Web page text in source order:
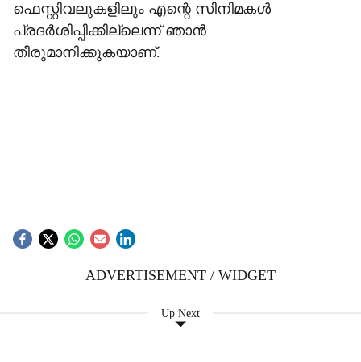
ഫെസ്റ്റിവലുകളിലും എന്റെ സിനിമകള്‍
പ്രദര്‍ശിപ്പിക്കില്ലെന്ന് ഞാന്‍
തീരുമാനിക്കുകയാണ്.
ADVERTISEMENT / WIDGET
Up Next